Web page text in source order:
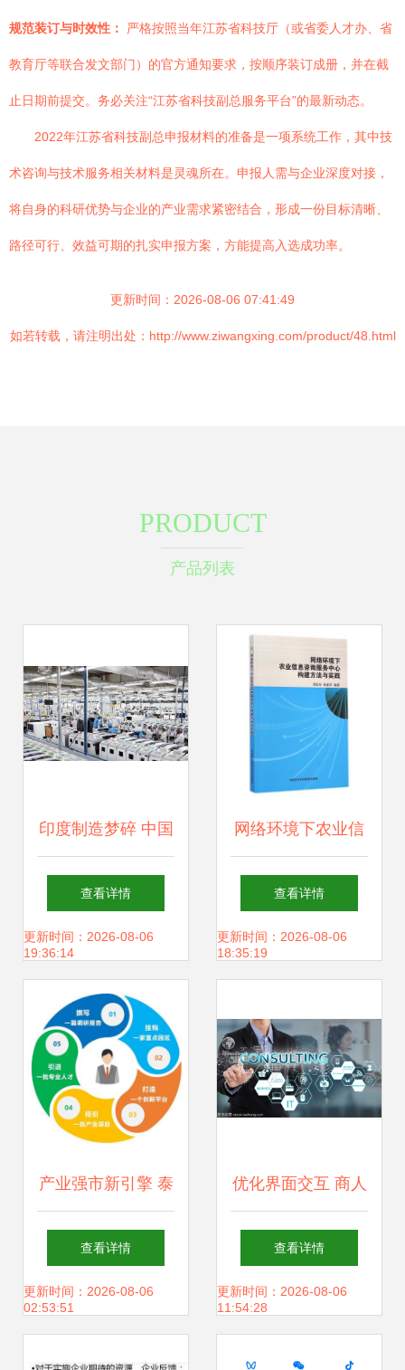
规范装订与时效性： 严格按照当年江苏省科技厅（或省委人才办、省
教育厅等联合发文部门）的官方通知要求，按顺序装订成册，并在截
止日期前提交。务必关注“江苏省科技副总服务平台”的最新动态。
2022年江苏省科技副总申报材料的准备是一项系统工作，其中技
术咨询与技术服务相关材料是灵魂所在。申报人需与企业深度对接，
将自身的科研优势与企业的产业需求紧密结合，形成一份目标清晰、
路径可行、效益可期的扎实申报方案，方能提高入选成功率。
更新时间：2026-08-06 07:41:49
如若转载，请注明出处：http://www.ziwangxing.com/product/48.html
PRODUCT
产品列表
印度制造梦碎 中国
设备闲置，技术短
板成致命伤
查看详情
更新时间：2026-08-06
19:36:14
网络环境下农业信
息咨询服务中心的
构建与实践——技
创新
查看详情
更新时间：2026-08-06
18:35:19
产业强市新引擎 泰
州7支重点产业服
务队扬帆起航，赋
查看详情
更新时间：2026-08-06
02:53:51
优化界面交互 商人
手选择咨询措辞与
技术服务屏幕设计
查看详情
更新时间：2026-08-06
11:54:28